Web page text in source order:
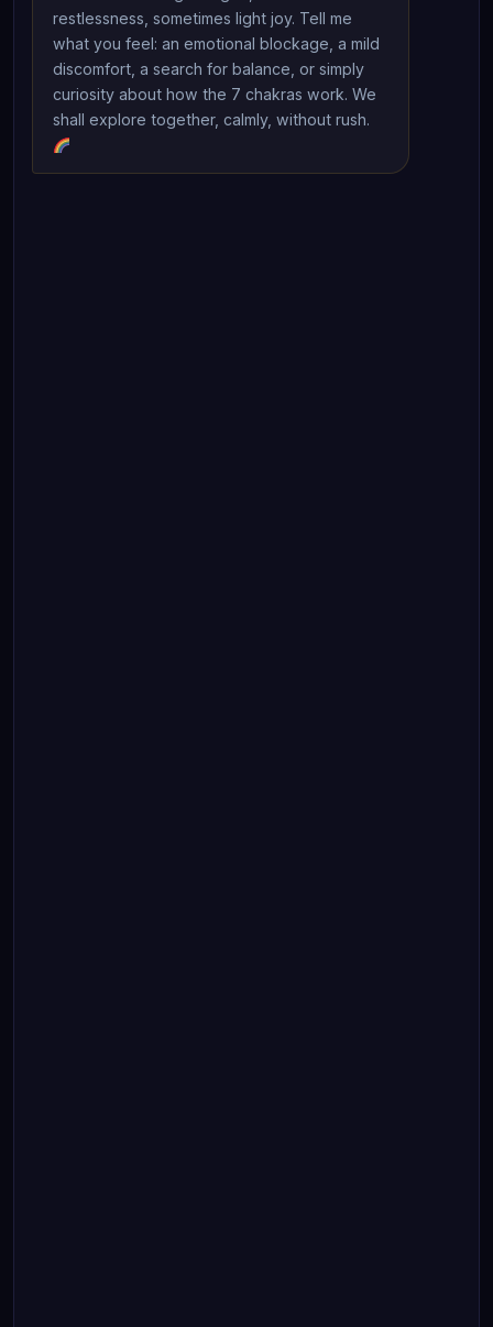
restlessness, sometimes light joy. Tell me
what you feel: an emotional blockage, a mild
discomfort, a search for balance, or simply
curiosity about how the 7 chakras work. We
shall explore together, calmly, without rush.